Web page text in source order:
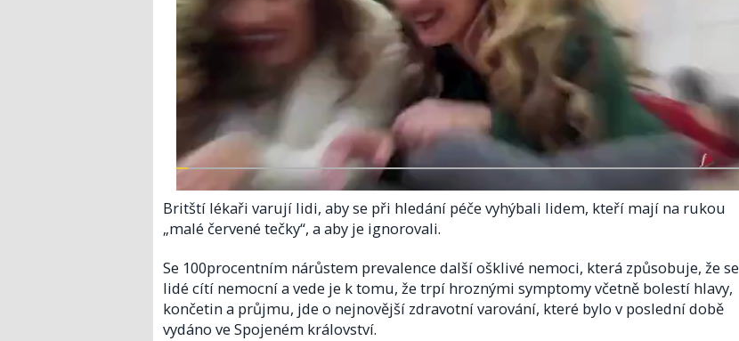
Britští lékaři varují lidi, aby se při hledání péče vyhýbali lidem, kteří mají na rukou
„malé červené tečky“, a aby je ignorovali.
Se 100procentním nárůstem prevalence další ošklivé nemoci, která způsobuje, že se
lidé cítí nemocní a vede je k tomu, že trpí hroznými symptomy včetně bolestí hlavy,
končetin a průjmu, jde o nejnovější zdravotní varování, které bylo v poslední době
vydáno ve Spojeném království.